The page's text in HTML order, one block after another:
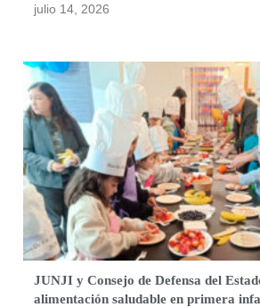
julio 14, 2026
JUNJI y Consejo de Defensa del
alimentación saludable en primera